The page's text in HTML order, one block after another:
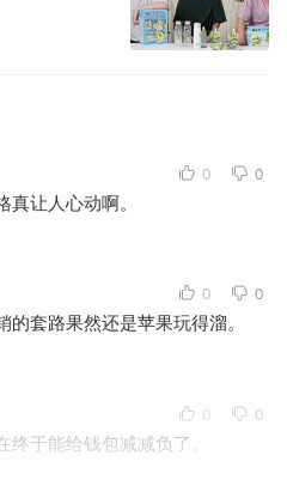
0 0
让人心动啊。
0 0
套路果然还是苹果玩得溜。
0 0
于能给钱包减减负了。